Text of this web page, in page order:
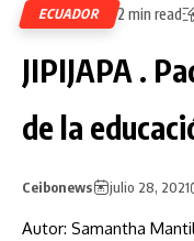
ECUADOR 2 min read
JIPIJAPA .
de la
Ceibonews julio 28, 2021
Autor: Samantha